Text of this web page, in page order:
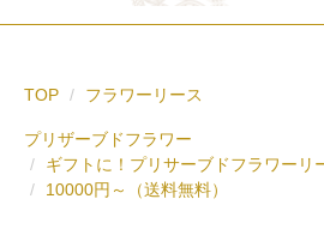
TOP フラワーリース
プリザーブドフラワー
ギフトに！プリサーブドフラワーリ
10000円～（送料無料）